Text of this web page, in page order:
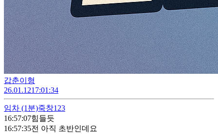
갑춘이형
26.01.1217:01:34
임차 (1분)죽창123
16:57:07힘들듯
16:57:35전 아직 초반인데요